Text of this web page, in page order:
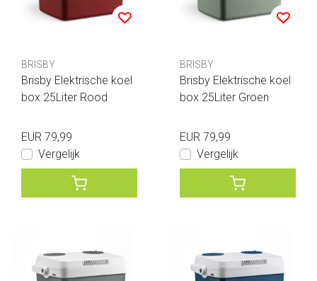
BRISBY
Brisby Elektrische koel
box 25Liter Rood
EUR 79,99
Vergelijk
BRISBY
Brisby Elektrische koel
box 25Liter Groen
EUR 79,99
Vergelijk